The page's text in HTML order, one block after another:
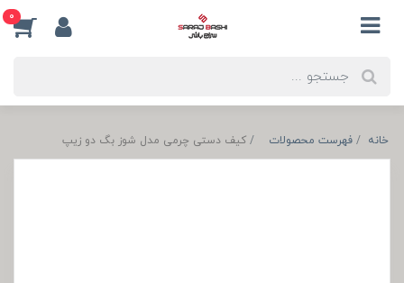
0
خانه فهرست محصولات کیف دستی چرمی مدل شوز بگ دو زیپ